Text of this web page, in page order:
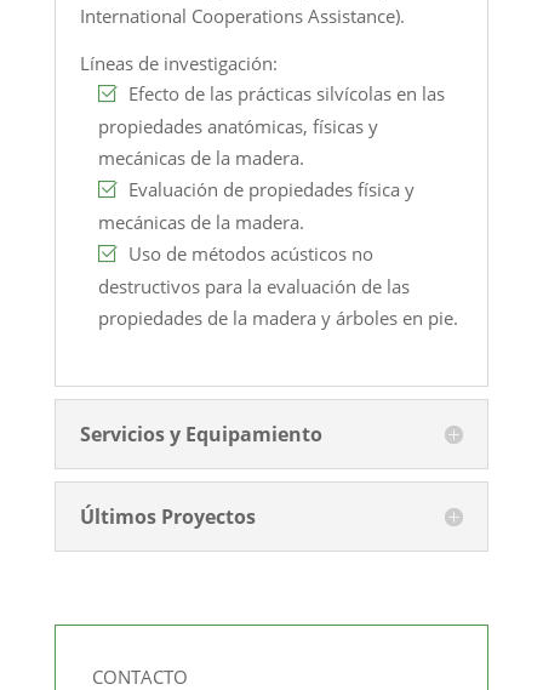
International Cooperations Assistance).
Líneas de investigación:
Efecto de las prácticas silvícolas en las
propiedades anatómicas, físicas y
mecánicas de la madera.
Evaluación de propiedades física y
mecánicas de la madera.
Uso de métodos acústicos no
destructivos para la evaluación de las
propiedades de la madera y árboles en pie.
Servicios y Equipamiento
Últimos Proyectos
CONTACTO